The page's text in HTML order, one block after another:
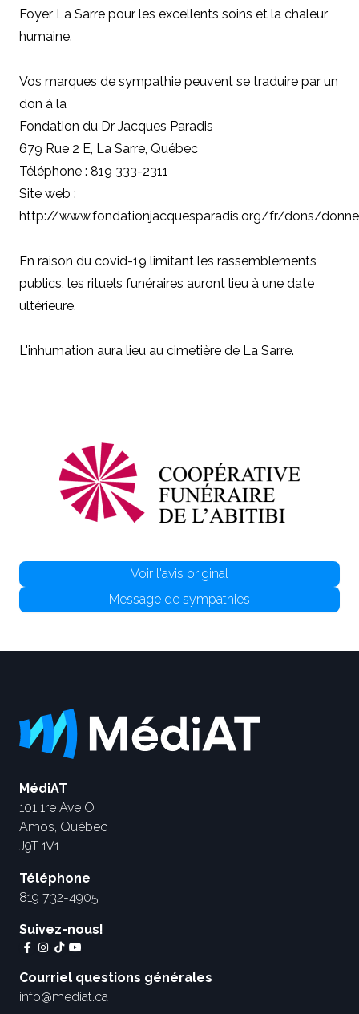
Foyer La Sarre pour les excellents soins et la chaleur
humaine.
Vos marques de sympathie peuvent se traduire par un
don à la
Fondation du Dr Jacques Paradis
679 Rue 2 E, La Sarre, Québec
Téléphone : 819 333-2311
Site web :
http://www.fondationjacquesparadis.org/fr/dons/
En raison du covid-19 limitant les rassemblements
publics, les rituels funéraires auront lieu à une date
ultérieure.
L'inhumation aura lieu au cimetière de La Sarre.
Voir l'avis original
Message de sympathies
MédiAT
101 1re Ave O
Amos, Québec
J9T 1V1
Téléphone
819 732-4905
Suivez-nous!
Courriel questions générales
info@mediat.ca